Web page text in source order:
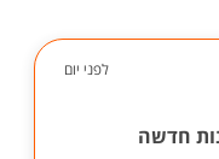
לפני יום
חדשה